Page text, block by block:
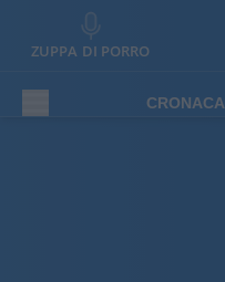
ZUPPA DI PORRO
CRONACA